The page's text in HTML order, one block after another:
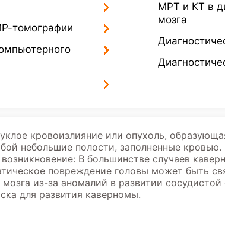
томографии
МРТ и КТ в
мозга
кровоизлияние или опухоль,
небольшие полости, заполненные
В большинстве случаев
повреждение головы может быть
из-за аномалий в развитии
для развития каверномы.